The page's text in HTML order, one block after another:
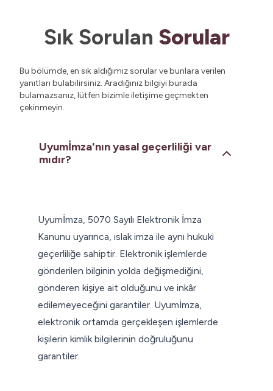
Sık Sorulan Sorular
Bu bölümde, en sık aldığımız sorular ve bunlara verilen
yanıtları bulabilirsiniz. Aradığınız bilgiyi burada
bulamazsanız, lütfen bizimle iletişime geçmekten
çekinmeyin.
Uyumİmza'nın yasal geçerliliği var
mıdır?
Uyumİmza, 5070 Sayılı Elektronik İmza
Kanunu uyarınca, ıslak imza ile aynı hukuki
geçerliliğe sahiptir. Elektronik işlemlerde
gönderilen bilginin yolda değişmediğini,
gönderen kişiye ait olduğunu ve inkâr
edilemeyeceğini garantiler. Uyumİmza,
elektronik ortamda gerçekleşen işlemlerde
kişilerin kimlik bilgilerinin doğruluğunu
garantiler.